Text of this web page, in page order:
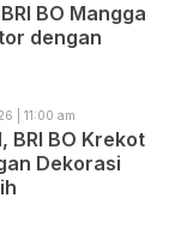
BO Mangga
dengan
| 11:00 am
BRI BO Krekot
Dekorasi